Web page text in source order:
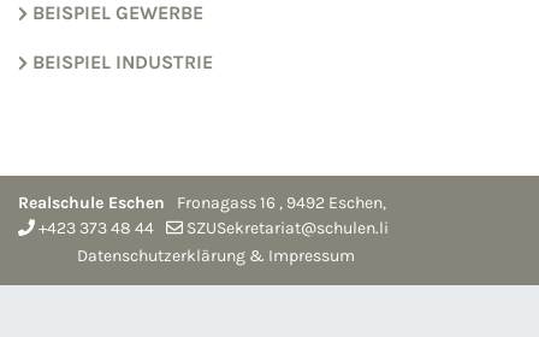
BEISPIEL GEWERBE
BEISPIEL INDUSTRIE
Realschule Eschen Fronagass 16 , 9492 Eschen,
+423 373 48 44
SZUSekretariat@schulen.li
Datenschutzerklärung & Impressum